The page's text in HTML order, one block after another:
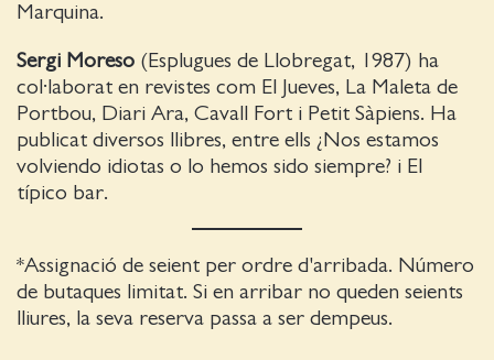
Marquina.
Sergi Moreso (Esplugues de Llobregat, 1987) ha
col·laborat en revistes com El Jueves, La Maleta de
Portbou, Diari Ara, Cavall Fort i Petit Sàpiens. Ha
publicat diversos llibres, entre ells ¿Nos estamos
volviendo idiotas o lo hemos sido siempre? i El
típico bar.
*Assignació de seient per ordre d'arribada. Número
de butaques limitat. Si en arribar no queden seients
lliures, la seva reserva passa a ser dempeus.